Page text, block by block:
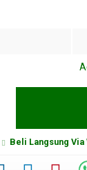
Beli Langsung Via